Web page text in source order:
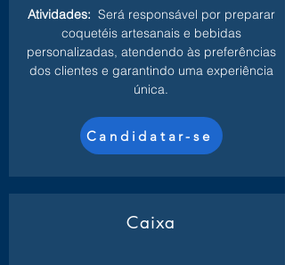
Atividades: Será responsável por preparar
coquetéis artesanais e bebidas
personalizadas, atendendo às preferências
dos clientes e garantindo uma experiência
única.
Candidatar-se
Caixa